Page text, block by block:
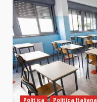
Politica Politica Italiana